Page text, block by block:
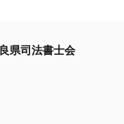
県司法書士会